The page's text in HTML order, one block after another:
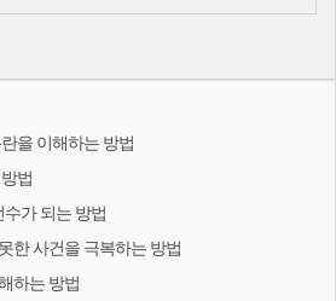
을 이해하는 방법
법
가 되는 방법
한 사건을 극복하는 방법
하는 방법